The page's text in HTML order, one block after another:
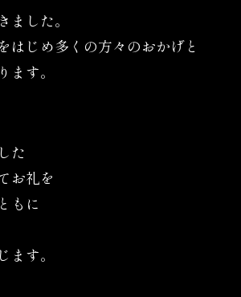
ました。
はじめ多くの方々のおかげと
ます。
た
お礼を
もに
ます。